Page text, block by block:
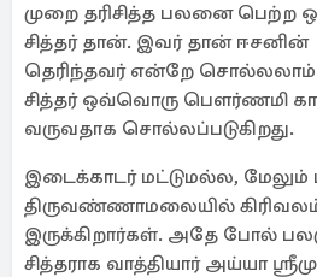
முறை தரிசித்த பலனை பெற்ற
சித்தர் தான். இவர் தான்
தெரிந்தவர் என்றே
சித்தர் ஒவ்வொரு பௌர்ணமி
வருவதாக சொல்லப்படுகிறது.
இடைக்காடர் மட்டுமல்ல, மேலும்
திருவண்ணாமலையில்
இருக்கிறார்கள். அதே போல்
சித்தராக வாத்தியார் அய்யா